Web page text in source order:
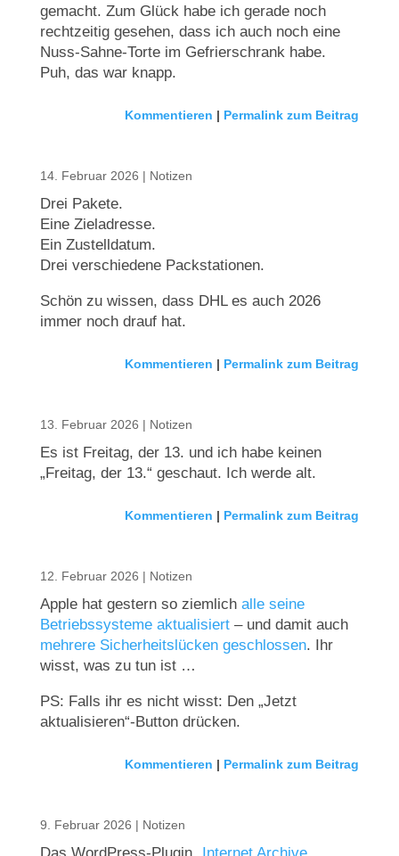
gemacht. Zum Glück habe ich gerade noch
rechtzeitig gesehen, dass ich auch noch eine
Nuss-Sahne-Torte im Gefrierschrank habe.
Puh, das war knapp.
Kommentieren | Permalink zum Beitrag
14. Februar 2026 | Notizen
Drei Pakete.
Eine Zieladresse.
Ein Zustelldatum.
Drei verschiedene Packstationen.
Schön zu wissen, dass DHL es auch 2026
immer noch drauf hat.
Kommentieren | Permalink zum Beitrag
13. Februar 2026 | Notizen
Es ist Freitag, der 13. und ich habe keinen
„Freitag, der 13.“ geschaut. Ich werde alt.
Kommentieren | Permalink zum Beitrag
12. Februar 2026 | Notizen
Apple hat gestern so ziemlich alle seine
Betriebssysteme aktualisiert– und damit auch
mehrere Sicherheitslücken geschlossen. Ihr
wisst, was zu tun ist …
PS: Falls ihr es nicht wisst: Den „Jetzt
aktualisieren“-Button drücken.
Kommentieren | Permalink zum Beitrag
9. Februar 2026 | Notizen